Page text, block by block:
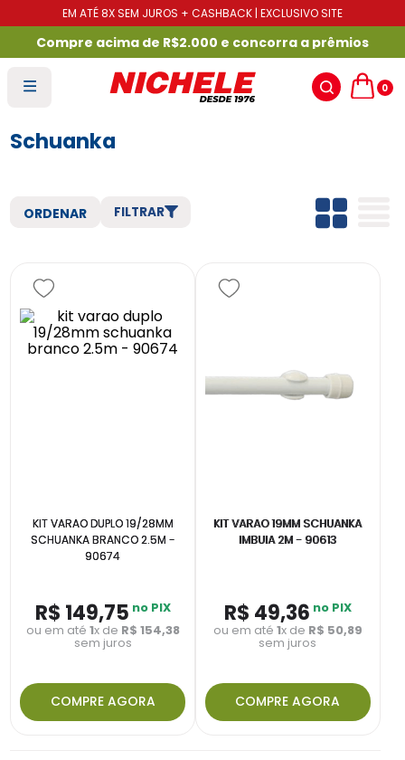
EM ATÉ 8X SEM JUROS + CASHBACK | EXCLUSIVO SITE
Compre acima de R$2.000 e concorra a prêmios
0
Schuanka
FILTRAR
KIT VARAO DUPLO 19/28MM
SCHUANKA BRANCO 2.5M -
90674
R$ 149,75 no PIX
ou em até 1x de R$ 154,38
sem juros
COMPRE AGORA
KIT VARAO 19MM SCHUANKA
IMBUIA 2M - 90613
R$ 49,36 no PIX
ou em até 1x de R$ 50,89
sem juros
COMPRE AGORA